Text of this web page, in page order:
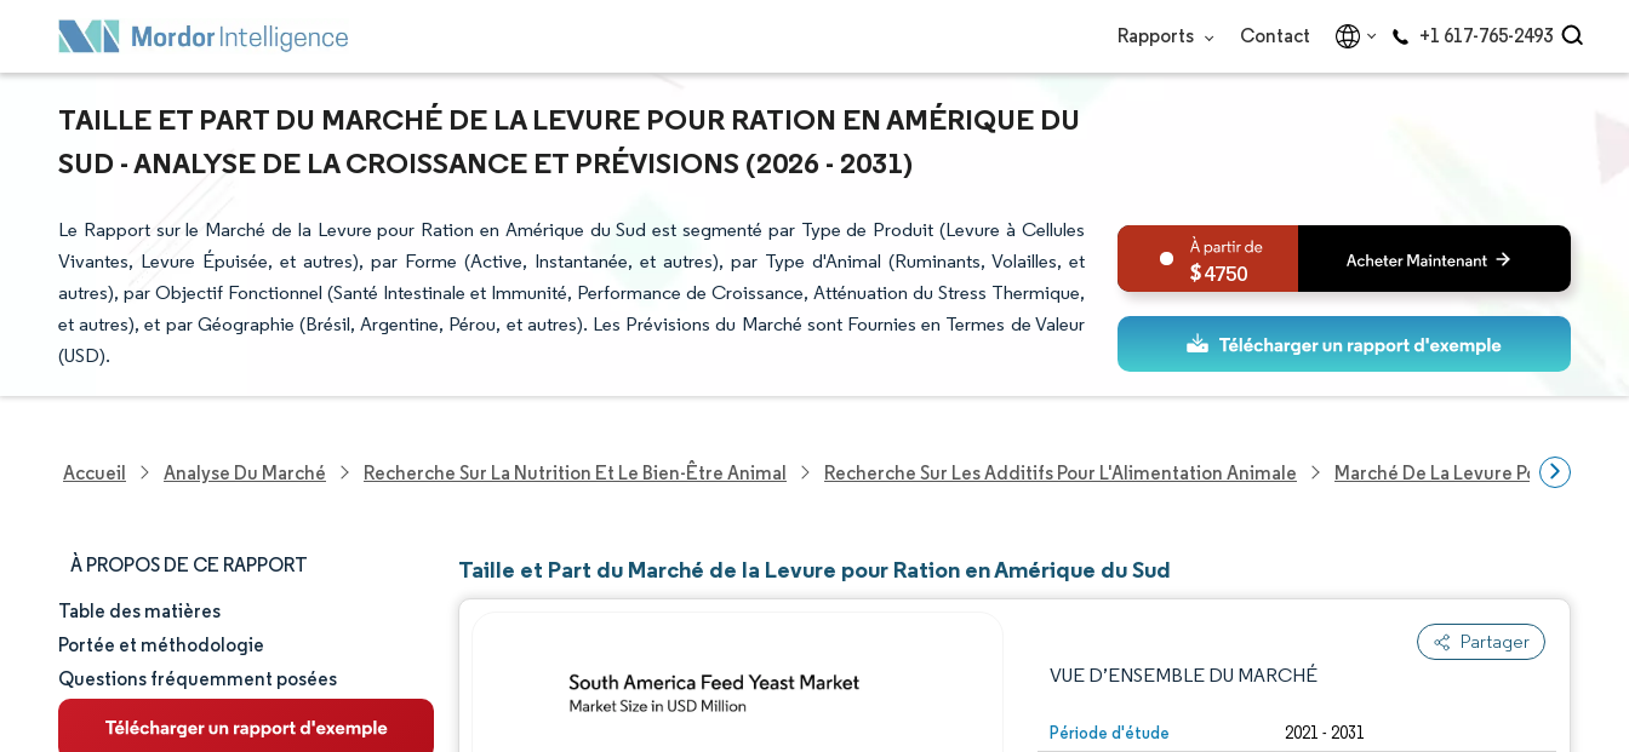
Rapports Contact +1 617-765-2493
TAILLE ET PART DU MARCHÉ DE LA LEVURE POUR RATION EN AMÉRIQUE DU
SUD - ANALYSE DE LA CROISSANCE ET PRÉVISIONS (2026 - 2031)
Le Rapport sur le Marché de la Levure pour Ration en Amérique du Sud est segmenté par Type de Produit (Levure à Cellules
Vivantes, Levure Épuisée, et autres), par Forme (Active, Instantanée, et autres), par Type d'Animal (Ruminants, Volailles, et
autres), par Objectif Fonctionnel (Santé Intestinale et Immunité, Performance de Croissance, Atténuation du Stress Thermique,
et autres), et par Géographie (Brésil, Argentine, Pérou, et autres). Les Prévisions du Marché sont Fournies en Termes de Valeur
(USD).
4750
Accueil Analyse Du Marché Recherche Sur La Nutrition Et Le Bien-Être Animal Recherche Sur Les Additifs Pour L'Alimentation Animale Marché De La Levure Pour Ration
À PROPOS DE CE RAPPORT
Taille et part de marché
Analyse du marché
Tendances et perspectives
Table des matières
Portée et méthodologie
Questions fréquemment posées
Taille et Part du Marché de la Levure pour Ration en Amérique du Sud
Partager
VUE D’ENSEMBLE DU MARCHÉ
Période d'étude 2021 - 2031